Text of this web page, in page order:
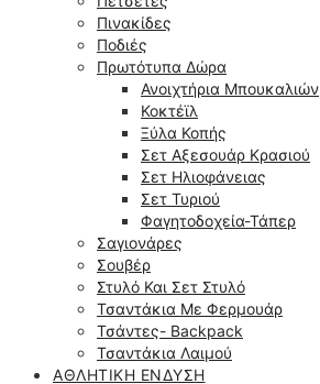
Πινακίδες
Ποδιές
Πρωτότυπα Δώρα
Ανοιχτήρια Μπουκαλιών
Κοκτέϊλ
Ξύλα Κοπής
Σετ Αξεσουάρ Κρασιού
Σετ Ηλιοφάνειας
Σετ Τυριού
Φαγητοδοχεία-Τάπερ
Σαγιονάρες
Σουβέρ
Στυλό Και Σετ Στυλό
Τσαντάκια Με Φερμουάρ
Τσάντες- Backpack
Τσαντάκια Λαιμού
ΑΘΛΗΤΙΚΉ ΈΝΔΥΣΗ